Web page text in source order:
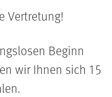
Vertretung!
Beginn
wir Ihnen sich 15